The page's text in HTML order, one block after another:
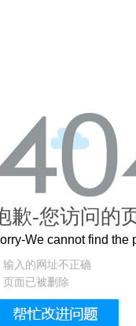
底有多美？
歉-您访问的
We cannot find the
输入的网址不正确
页面已被删除